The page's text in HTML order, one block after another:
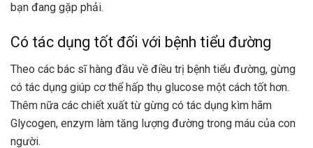
bạn đang gặp phải.
Có tác dụng tốt đối với bệnh tiểu đường
Theo các bác sĩ hàng đầu về điều trị bệnh tiểu đường, gừng
có tác dụng giúp cơ thể hấp thụ glucose một cách tốt hơn.
Thêm nữa các chiết xuất từ gừng có tác dụng kìm hãm
Glycogen, enzym làm tăng lượng đường trong máu của con
người.